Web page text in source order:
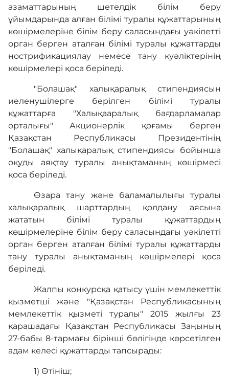
азаматтарының шетелдік білім беру
ұйымдарында алған білімі туралы құжаттарының
көшірмелеріне білім беру саласындағы уәкілетті
орган берген аталған білімі туралы құжаттарды
нострификациялау немесе тану куәліктерінің
көшірмелері қоса беріледі.
"Болашақ" халықаралық стипендиясын
иеленушілерге берілген білімі туралы
құжаттарға "Халықааралық бағдарламалар
орталығы" Акционерлік қоғамы берген
Қазақстан Республикасы Президентінің
"Болашақ" халықаралық стипендиясы бойынша
оқуды аяқтау туралы анықтаманың көшірмесі
қоса беріледі.
Өзара тану және баламалылығы туралы
халықаралық шарттардың қолдану аясына
жататын білімі туралы құжаттардың
көшірмелеріне білім беру саласындағы уәкілетті
орган берген аталған білімі туралы құжаттарды
тану туралы анықтаманың көшірмелері қоса
беріледі.
Жалпы конкурсқа қатысу үшін мемлекеттік
қызметші және "Қазақстан Республикасының
мемлекеттік қызметі туралы" 2015 жылғы 23
қарашадағы Қазақстан Республикасы Заңының
27-бабы 8-тармағы бірінші бөлігінде көрсетілген
адам келесі құжаттарды тапсырады:
1) Өтініш;